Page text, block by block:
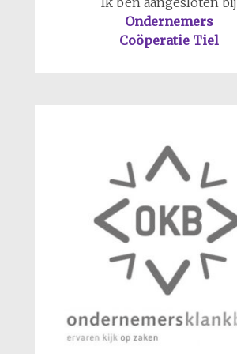
Ondernemers
Coöperatie Tiel